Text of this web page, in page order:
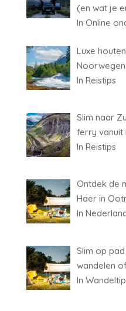
(en wat je
In Online
Luxe
In Reistips
Slim naar
ferry vanuit
In Reistips
Ontdek de
Haer in
In
Slim op
wandelen
In